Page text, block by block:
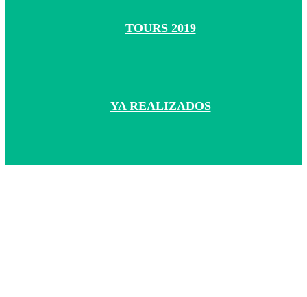
TOURS 2019
YA REALIZADOS